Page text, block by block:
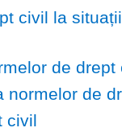
civil la situații
de drept
normelor de
civil